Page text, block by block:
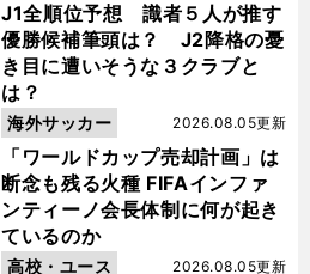
J1全順位予想 識者５人が推す
優勝候補筆頭は？ J2降格の憂
き目に遭いそうな３クラブと
は？
「ワールドカップ売却計画」は
断念も残る火種 FIFAインファ
ンティーノ会長体制に何が起き
ているのか
2026.08.05更新
海外サッカー
2026.08.05更新
高校・ユース